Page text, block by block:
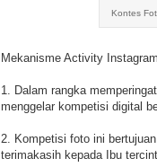
Kontes
Mekanisme Activity
1. Dalam rangka
menggelar kompetisi digital
2. Kompetisi foto ini
terimakasih kepada Ibu